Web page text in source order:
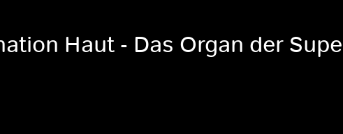
Haut - Das Organ der